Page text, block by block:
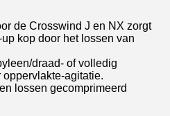
de Crosswind J en NX zorgt
kop door het lossen van
draad- of volledig
agitatie.
lossen gecomprimeerd